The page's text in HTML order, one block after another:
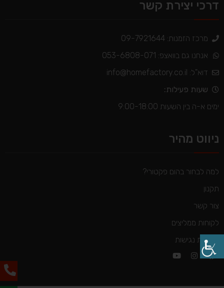
דרכי יצירת קשר
מרכז הזמנות: 09-7921644
אנחנו גם בוואצפ: 053-6808-071
דוא"ל: info@homefactory.co.il
שעות פעילות:
ימים א-ה בין השעות 9:00-18:00
ניווט מהיר
למה לבחור בהום פקטורי?
תקנון
צור קשר
לקוחות ממליצים
הצהרת נגישות